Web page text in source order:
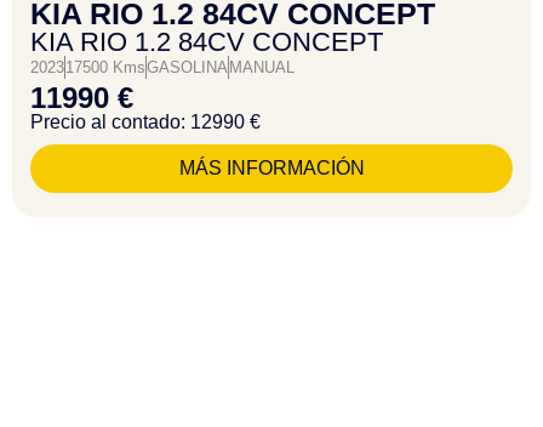
KIA RIO 1.2 84CV CONCEPT
KIA RIO 1.2 84CV CONCEPT
202317500 KmsGASOLINA MANUAL
11990 €
Precio al contado: 12990 €
MÁS INFORMACIÓN